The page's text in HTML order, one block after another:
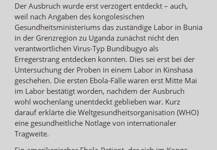
Der Ausbruch wurde erst verzögert entdeckt – auch,
weil nach Angaben des kongolesischen
Gesundheitsministeriums das zuständige Labor in Bunia
in der Grenzregion zu Uganda zunächst nicht den
verantwortlichen Virus-Typ Bundibugyo als
Erregerstrang entdecken konnten. Dies sei erst bei der
Untersuchung der Proben in einem Labor in Kinshasa
geschehen. Die ersten Ebola-Fälle waren erst Mitte Mai
im Labor bestätigt worden, nachdem der Ausbruch
wohl wochenlang unentdeckt geblieben war. Kurz
darauf erklärte die Weltgesundheitsorganisation (WHO)
eine gesundheitliche Notlage von internationaler
Tragweite.